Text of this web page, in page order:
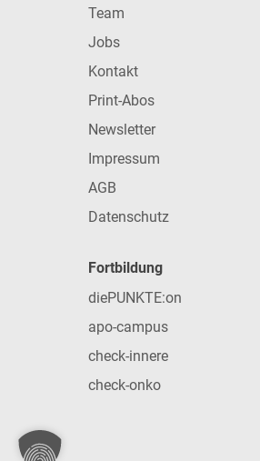
Team
Jobs
Kontakt
Print-Abos
Newsletter
Impressum
AGB
Datenschutz
Fortbildung
diePUNKTE:on
apo-campus
check-innere
check-onko